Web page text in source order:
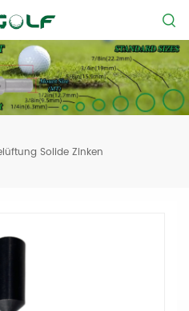
Solide Zinken